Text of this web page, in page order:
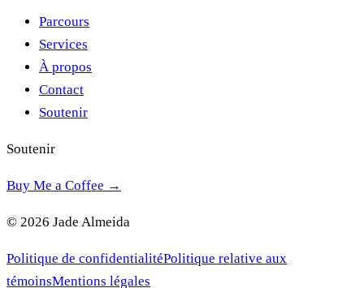
Parcours
Services
À propos
Contact
Soutenir
Soutenir
Buy Me a Coffee →
© 2026 Jade Almeida
Politique de confidentialitéPolitique relative aux
témoinsMentions légales